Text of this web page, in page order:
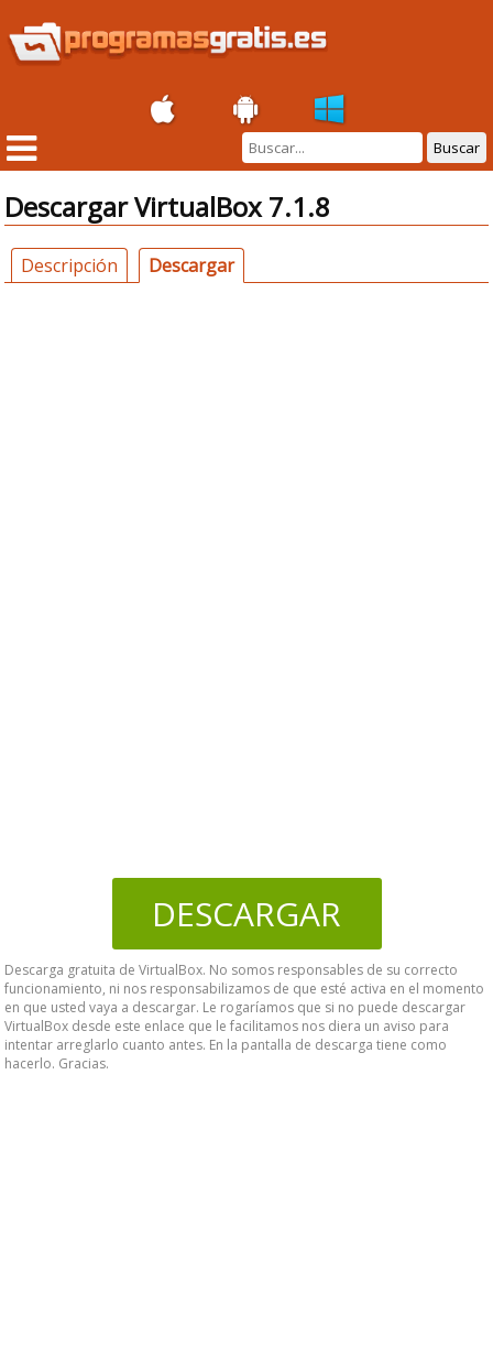
Buscar
Descargar VirtualBox 7.1.8
Descripción Descargar
DESCARGAR
Descarga gratuita de VirtualBox. No somos responsables de su correcto
funcionamiento, ni nos responsabilizamos de que esté activa en el momento
en que usted vaya a descargar. Le rogaríamos que si no puede descargar
VirtualBox desde este enlace que le facilitamos nos diera un aviso para
intentar arreglarlo cuanto antes. En la pantalla de descarga tiene como
hacerlo. Gracias.